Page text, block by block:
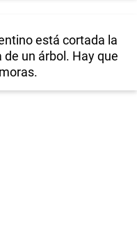
está cortada la
un árbol. Hay que